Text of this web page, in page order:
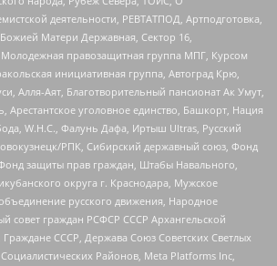
деятельности, РЕВТАТПОД, Артподготовка,
Матери Державная, Сектор 16,
правозащитная группа МПГ, Курсом
инициативная группа, Автоград Крю,
Алля-Аят, Благотворительный пансионат Ак Умут,
Арестантское уголовное единство, Башкорт, Нация
W.H.С., Фалунь Дафа, Иртыш Ultras, Русский
РПК, Сибирский державный союз, Фонд
защиты прав граждан, Штабы Навального,
округа г. Краснодара, Мужское
русского движения, Народное
совет граждан РСФСР СССР Архангельской
СССР, Держава Союз Советских Светлых
Районов, Meta Platforms Inc,